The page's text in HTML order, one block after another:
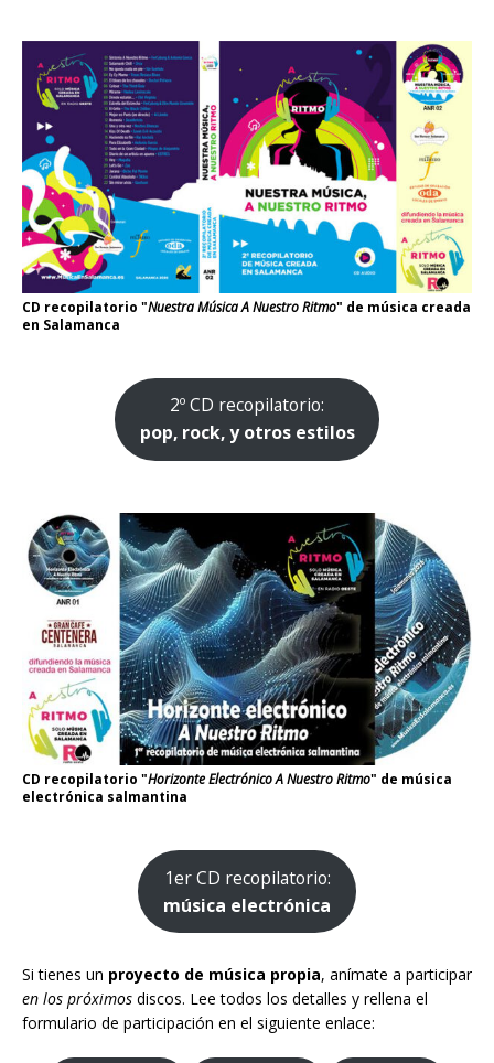
CD recopilatorio "Nuestra Música A Nuestro Ritmo" de música creada
en Salamanca
2º CD recopilatorio:
pop, rock, y otros estilos
CD recopilatorio "Horizonte Electrónico A Nuestro Ritmo" de música
electrónica salmantina
1er CD recopilatorio:
música electrónica
Si tienes un proyecto de música propia, anímate a participar
en los próximos discos. Lee todos los detalles y rellena el
formulario de participación en el siguiente enlace: